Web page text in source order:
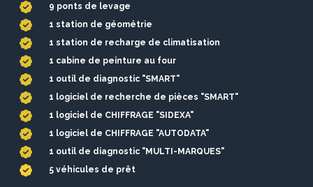
9 ponts de levage
1 station de géométrie
1 station de recharge de climatisation
1 cabine de peinture au four
1 outil de diagnostic "SMART"
1 logiciel de recherche de pièces "SMART"
1 logiciel de CHIFFRAGE "SIDEXA"
1 logiciel de CHIFFRAGE "AUTODATA"
1 outil de diagnostic "MULTI-MARQUES"
5 véhicules de prêt